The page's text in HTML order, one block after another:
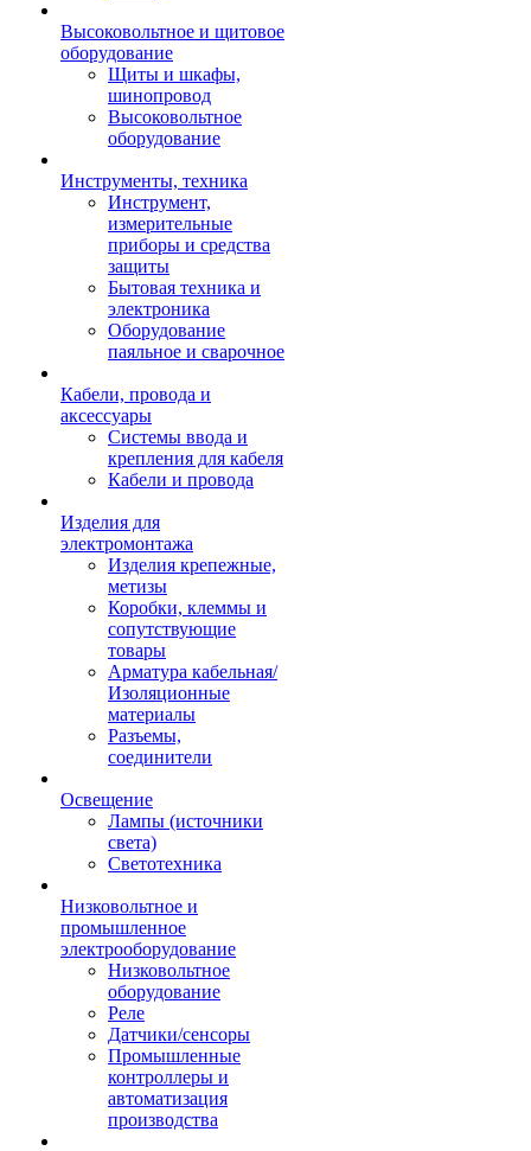
Высоковольтное и щитовое
оборудование
Щиты и шкафы,
шинопровод
Высоковольтное
оборудование
Инструменты, техника
Инструмент,
измерительные
приборы и средства
защиты
Бытовая техника и
электроника
Оборудование
паяльное и сварочное
Кабели, провода и
аксессуары
Системы ввода и
крепления для кабеля
Кабели и провода
Изделия для
электромонтажа
Изделия крепежные,
метизы
Коробки, клеммы и
сопутствующие
товары
Арматура кабельная/
Изоляционные
материалы
Разъемы,
соединители
Освещение
Лампы (источники
света)
Светотехника
Низковольтное и
промышленное
электрооборудование
Низковольтное
оборудование
Реле
Датчики/сенсоры
Промышленные
контроллеры и
автоматизация
производства